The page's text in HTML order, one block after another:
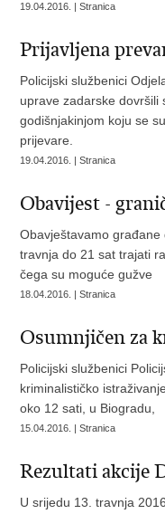
19.04.2016. | Stranica
Prijavljena
Policijski službenici
uprave zadarske dovršili
godišnjakinjom koju se
prijevare.
19.04.2016. | Stranica
Obavijest -
Obavještavamo građane
travnja do 21 sat trajati
čega su moguće gužve
18.04.2016. | Stranica
Osumnjičen za
Policijski službenici
kriminalističko
oko 12 sati, u Biogradu,
15.04.2016. | Stranica
Rezultati akcije
U srijedu 13. travnja